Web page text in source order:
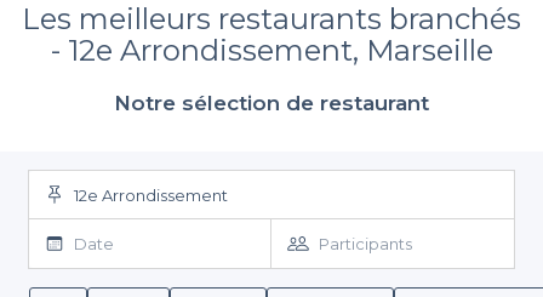
Les meilleurs restaurants branchés
- 12e Arrondissement, Marseille
Notre sélection de restaurant
12e Arrondissement
Date Participants